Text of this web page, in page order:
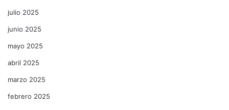
julio 2025
junio 2025
mayo 2025
abril 2025
marzo 2025
febrero 2025